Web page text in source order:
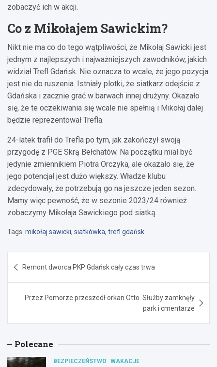
zobaczyć ich w akcji.
Co z Mikołajem Sawickim?
Nikt nie ma co do tego wątpliwości, że Mikołaj Sawicki jest
jednym z najlepszych i najważniejszych zawodników, jakich
widział Trefl Gdańsk. Nie oznacza to wcale, że jego pozycja
jest nie do ruszenia. Istniały plotki, że siatkarz odejście z
Gdańska i zacznie grać w barwach innej drużyny. Okazało
się, że te oczekiwania się wcale nie spełnią i Mikołaj dalej
będzie reprezentował Trefla.
24-latek trafił do Trefla po tym, jak zakończył swoją
przygodę z PGE Skrą Bełchatów. Na początku miał być
jedynie zmiennikiem Piotra Orczyka, ale okazało się, że
jego potencjał jest dużo większy. Władze klubu
zdecydowały, że potrzebują go na jeszcze jeden sezon.
Mamy więc pewność, że w sezonie 2023/24 również
zobaczymy Mikołaja Sawickiego pod siatką.
Tags: mikołaj sawicki, siatkówka, trefl gdańsk
wpisu
Remont dworca PKP Gdańsk cały czas trwa
Przez Pomorze przeszedł orkan Otto. Służby zamknęły
park i cmentarze
Polecane
BEZPIECZEŃSTWO WAKACJE